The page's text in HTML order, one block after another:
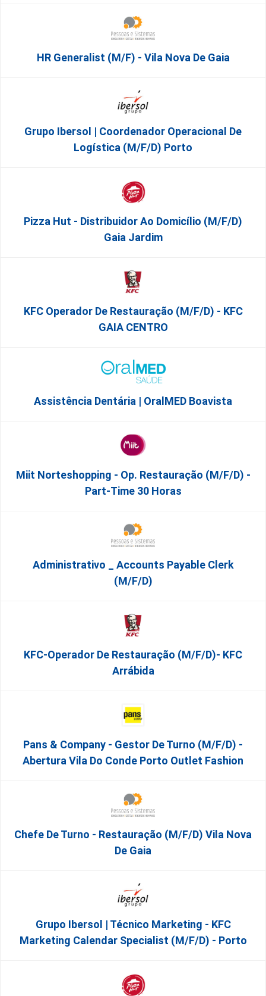
HR Generalist (m/f) - Vila Nova De Gaia
Grupo Ibersol | Coordenador Operacional De
Logística (m/f/d) Porto
Pizza Hut - Distribuidor Ao Domicílio (m/f/d)
Gaia Jardim
KFC Operador De Restauração (m/f/d) - KFC
GAIA CENTRO
Assistência Dentária | OralMED Boavista
Miit Norteshopping - Op. Restauração (m/f/d) -
Part-Time 30 Horas
Administrativo _ Accounts Payable Clerk
(m/f/d)
KFC-Operador De Restauração (m/f/d)- KFC
Arrábida
Pans & Company - Gestor De Turno (m/f/d) -
Abertura Vila Do Conde Porto Outlet Fashion
Chefe De Turno - Restauração (m/f/d) Vila Nova
De Gaia
Grupo Ibersol | Técnico Marketing - KFC
Marketing Calendar Specialist (m/f/d) - Porto